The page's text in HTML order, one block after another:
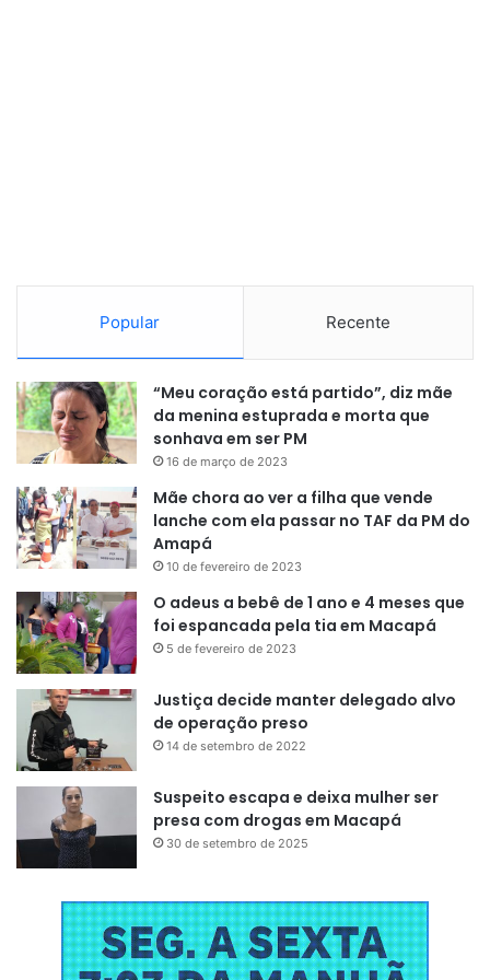
palpite sobre a política energética
processo de licenciamento de
uma atividade de alto risco
ambiental. Então, é importante
preservar as funções do Ibama
como órgão técnico de assessoria
seguir todas as recomendações e
exigências que os órgãos
ambientais fazem”.
Nesta segunda-feira (17), ao lado de Lula, a presidente da
Petrobras, Magda Chambriard, também defendeu a
exploração de petróleo na região. Segundo Chambriard,
tudo seria feito de forma extremamente segura. Ela
petróleo até 2030 e, por essa razão, precisa ‘urgente’ de
uma reposição de reservas.
Popular Recente
“Meu coração está partido”, diz mãe
da menina estuprada e morta que
sonhava em ser PM
16 de março de 2023
Mãe chora ao ver a filha que vende
lanche com ela passar no TAF da PM do
Amapá
10 de fevereiro de 2023
O adeus a bebê de 1 ano e 4 meses que
foi espancada pela tia em Macapá
5 de fevereiro de 2023
Justiça decide manter delegado alvo
de operação preso
14 de setembro de 2022
Suspeito escapa e deixa mulher ser
presa com drogas em Macapá
30 de setembro de 2025